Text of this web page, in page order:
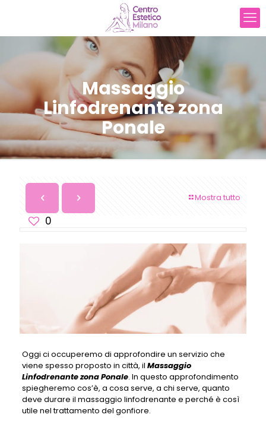
Massaggio
Linfodrenante zona
Ponale
Mostra tutto
0
Oggi ci occuperemo di approfondire un servizio che
viene spesso proposto in città, il Massaggio
Linfodrenante zona Ponale. In questo approfondimento
spiegheremo cos’è, a cosa serve, a chi serve, quanto
deve durare il massaggio linfodrenante e perché è così
utile nel trattamento del gonfiore.